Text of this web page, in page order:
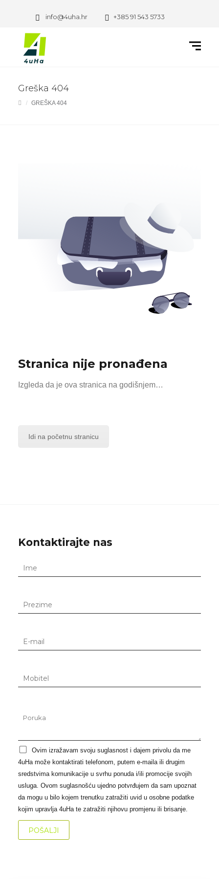
info@4uha.hr +385 91 543 5733
Greška 404
GREŠKA 404
Stranica nije pronađena
Izgleda da je ova stranica na godišnjem…
Idi na početnu stranicu
Kontaktirajte nas
Ovim izražavam svoju suglasnost i dajem privolu da me
4uHa može kontaktirati telefonom, putem e-maila ili drugim
sredstvima komunikacije u svrhu ponuda i/ili promocije svojih
usluga. Ovom suglasnošću ujedno potvrđujem da sam upoznat
da mogu u bilo kojem trenutku zatražiti uvid u osobne podatke
kojim upravlja 4uHa te zatražiti njihovu promjenu ili brisanje.